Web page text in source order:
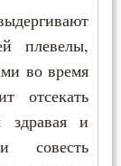
плевелы,
во время
отсекать
и
совесть